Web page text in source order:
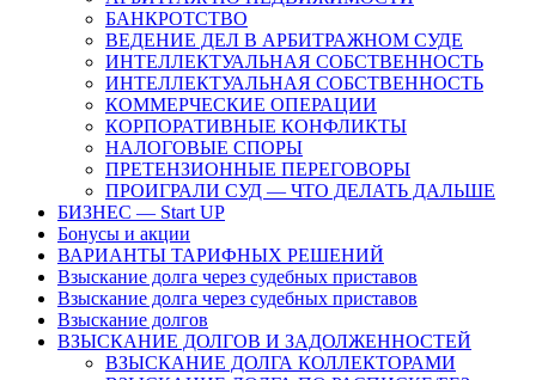
БАНКРОТСТВО
ВЕДЕНИЕ ДЕЛ В АРБИТРАЖНОМ СУДЕ
ИНТЕЛЛЕКТУАЛЬНАЯ СОБСТВЕННОСТЬ
ИНТЕЛЛЕКТУАЛЬНАЯ СОБСТВЕННОСТЬ
КОММЕРЧЕСКИЕ ОПЕРАЦИИ
КОРПОРАТИВНЫЕ КОНФЛИКТЫ
НАЛОГОВЫЕ СПОРЫ
ПРЕТЕНЗИОННЫЕ ПЕРЕГОВОРЫ
ПРОИГРАЛИ СУД — ЧТО ДЕЛАТЬ ДАЛЬШЕ
БИЗНЕС — Start UP
Бонусы и акции
ВАРИАНТЫ ТАРИФНЫХ РЕШЕНИЙ
Взыскание долга через судебных приставов
Взыскание долга через судебных приставов
Взыскание долгов
ВЗЫСКАНИЕ ДОЛГОВ И ЗАДОЛЖЕННОСТЕЙ
ВЗЫСКАНИЕ ДОЛГА КОЛЛЕКТОРАМИ